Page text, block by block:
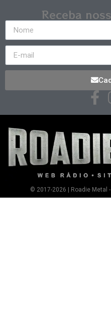
Receba
© 2017-2026 | Roadie Metal